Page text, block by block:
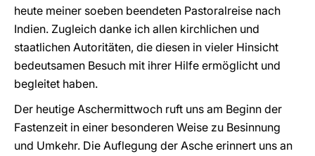
heute meiner soeben beendeten Pastoralreise nach
Indien. Zugleich danke ich allen kirchlichen und
staatlichen Autoritäten, die diesen in vieler Hinsicht
bedeutsamen Besuch mit ihrer Hilfe ermöglicht und
begleitet haben.
Der heutige Aschermittwoch ruft uns am Beginn der
Fastenzeit in einer besonderen Weise zu Besinnung
und Umkehr. Die Auflegung der Asche erinnert uns an